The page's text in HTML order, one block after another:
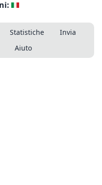
Statistiche
Invia
Aiuto